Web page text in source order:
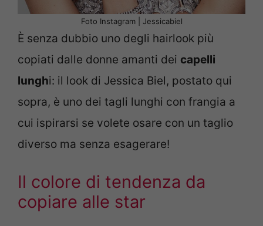
Foto Instagram | Jessicabiel
È senza dubbio uno degli hairlook più
copiati dalle donne amanti dei capelli
lunghi: il look di Jessica Biel, postato qui
sopra, è uno dei tagli lunghi con frangia a
cui ispirarsi se volete osare con un taglio
diverso ma senza esagerare!
Il colore di tendenza da
copiare alle star